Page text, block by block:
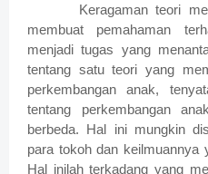
Keragaman teori
membuat pemahaman
menjadi tugas yang
tentang satu teori yang
perkembangan anak,
tentang perkembangan
berbeda. Hal ini mungkin
para tokoh dan keilmuannya
Hal inilah terkadang yang